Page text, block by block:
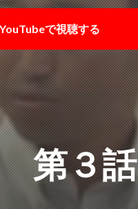
YouTubeで視聴する
第３話